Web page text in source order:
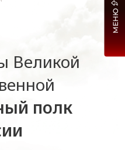
Великой
полк
МЕНЮ